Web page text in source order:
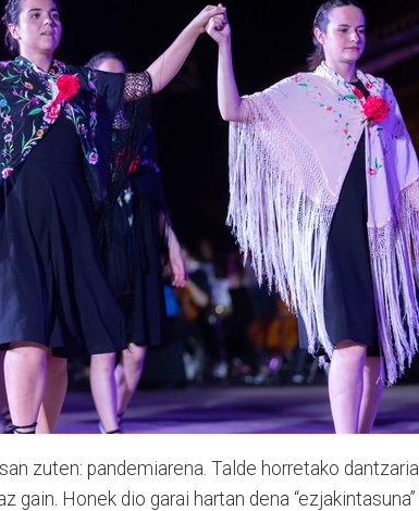
zuten: pandemiarena. Talde horretako dantzaria
gain. Honek dio garai hartan dena “ezjakintasuna”